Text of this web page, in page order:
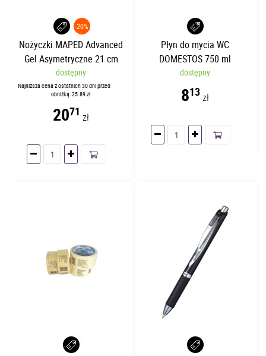
-20%
Nożyczki MAPED Advanced
Gel Asymetryczne 21 cm
dostępny
Najniższa cena z ostatnich 30 dni przed
obniżką: 25.89 zł
2071 zł
Płyn do mycia WC
DOMESTOS 750 ml
dostępny
813zł